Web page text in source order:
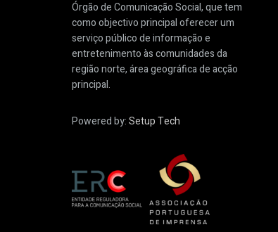
Órgão de Comunicação Social, que tem
como objectivo principal oferecer um
serviço público de informação e
entretenimento às comunidades da
região norte, área geográfica de acção
principal.
Powered by:Setup Tech